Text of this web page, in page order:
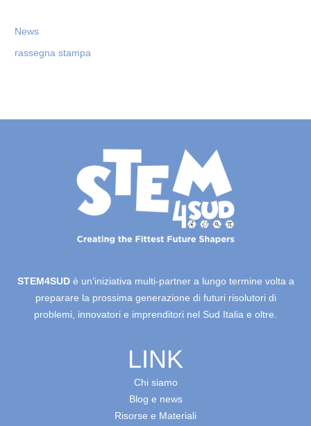
News
rassegna stampa
STEM4SUDè un’iniziativa multi-partner a lungo termine volta a
preparare la prossima generazione di futuri risolutori di
problemi, innovatori e imprenditori nel Sud Italia e oltre.
LINK
Chi siamo
Blog e news
Risorse e Materiali